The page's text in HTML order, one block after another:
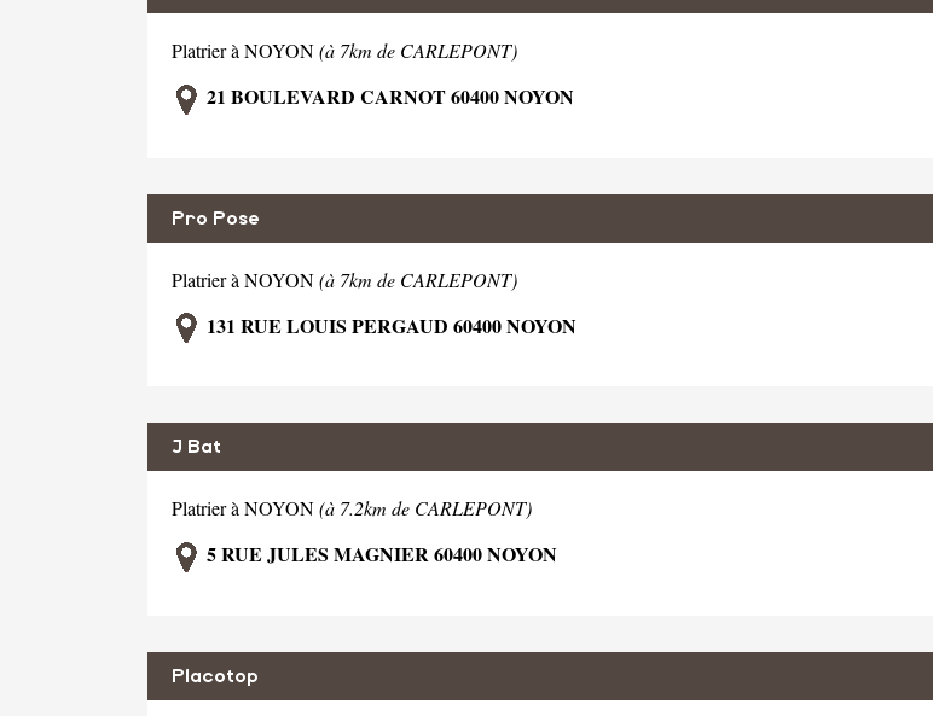
Platrier à NOYON(à 7km de CARLEPONT)
21 BOULEVARD CARNOT 60400 NOYON
Pro Pose
Platrier à NOYON(à 7km de CARLEPONT)
131 RUE LOUIS PERGAUD 60400 NOYON
J Bat
Platrier à NOYON(à 7.2km de CARLEPONT)
5 RUE JULES MAGNIER 60400 NOYON
Placotop